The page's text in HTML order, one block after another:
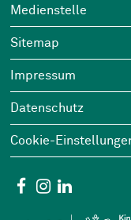
Footer
Wichtige Links
Medienstelle
Sitemap
Impressum
Datenschutz
Cookie-
Social Media
Facebook
Instagram